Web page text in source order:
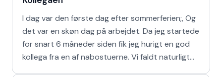
I dag var den første dag efter sommerferien;, Og
det var en skøn dag på arbejdet. Da jeg startede
for snart 6 måneder siden fik jeg hurigt en god
kollega fra en af nabostuerne. Vi faldt naturligt